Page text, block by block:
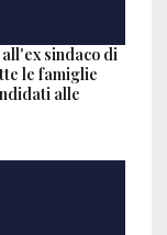
sindaco di
le famiglie
alle